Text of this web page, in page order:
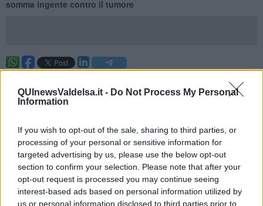
QUInewsValdelsa.it - Do Not Process My Personal
Information
If you wish to opt-out of the sale, sharing to third parties, or
processing of your personal or sensitive information for
targeted advertising by us, please use the below opt-out
section to confirm your selection. Please note that after your
opt-out request is processed you may continue seeing
interest-based ads based on personal information utilized by
us or personal information disclosed to third parties prior to
somma ingente contro il tumore
di Monteriggioniha dimostrato nel corso degli anni un grande
cuore che ha permesso di consolidare l'appuntamento con la
Dal 25 al 28 maggio e dall’1° al 4 giugno l’ABBI-Associazione
Beneficienza BadiaIsola organizza la manifestazione “C'ero
anch'io ad Abbadia Isola” .